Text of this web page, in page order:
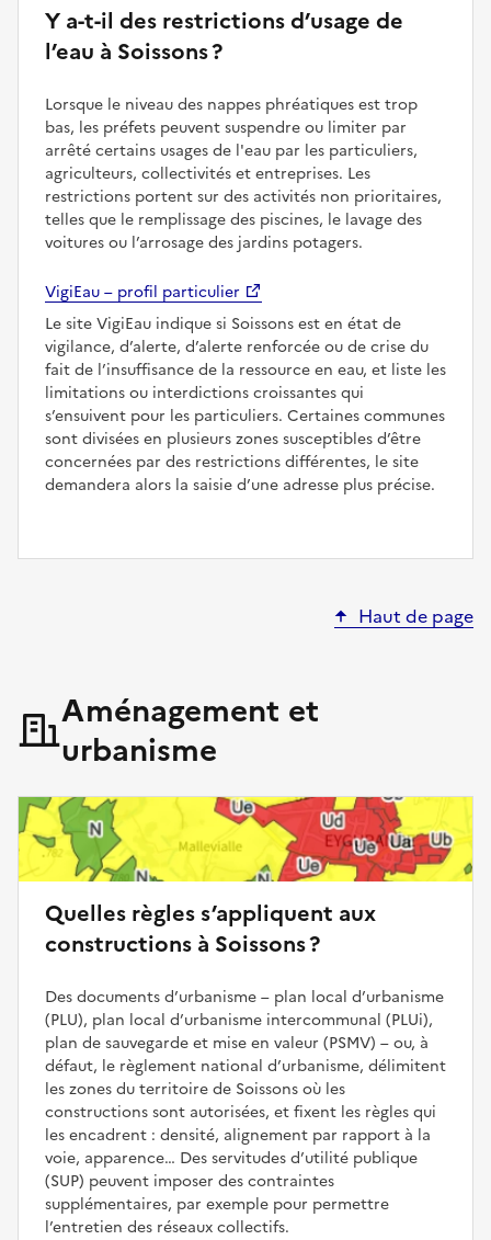
Y a-t-il des restrictions d’usage de
l’eau à Soissons ?
Lorsque le niveau des nappes phréatiques est trop
bas, les préfets peuvent suspendre ou limiter par
arrêté certains usages de l'eau par les particuliers,
agriculteurs, collectivités et entreprises. Les
restrictions portent sur des activités non prioritaires,
telles que le remplissage des piscines, le lavage des
voitures ou l’arrosage des jardins potagers.
VigiEau – profil particulier
Le site VigiEau indique si Soissons est en état de
vigilance, d’alerte, d’alerte renforcée ou de crise du
fait de l’insuffisance de la ressource en eau, et liste les
limitations ou interdictions croissantes qui
s’ensuivent pour les particuliers. Certaines communes
sont divisées en plusieurs zones susceptibles d’être
concernées par des restrictions différentes, le site
demandera alors la saisie d’une adresse plus précise.
Haut de page
Aménagement et
urbanisme
Quelles règles s’appliquent aux
constructions à Soissons ?
Des documents d’urbanisme – plan local d’urbanisme
(PLU), plan local d’urbanisme intercommunal (PLUi),
plan de sauvegarde et mise en valeur (PSMV) – ou, à
défaut, le règlement national d’urbanisme, délimitent
les zones du territoire de Soissons où les
constructions sont autorisées, et fixent les règles qui
les encadrent : densité, alignement par rapport à la
voie, apparence… Des servitudes d’utilité publique
(SUP) peuvent imposer des contraintes
supplémentaires, par exemple pour permettre
l’entretien des réseaux collectifs.